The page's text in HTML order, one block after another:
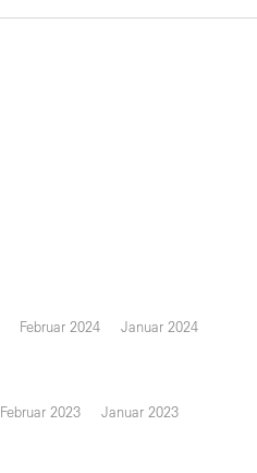
Februar 2024 Januar 2024
Februar 2023 Januar 2023